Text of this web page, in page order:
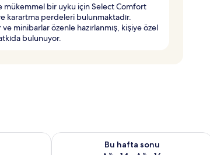
mükemmel bir uyku için Select Comfort
karartma perdeleri bulunmaktadır.
ve minibarlar özenle hazırlanmış, kişiye özel
bulunuyor.
Ağu 9 - Ağu 10
Bu hafta sonu
Bu hafta sonu için müsaitliği kontrol et